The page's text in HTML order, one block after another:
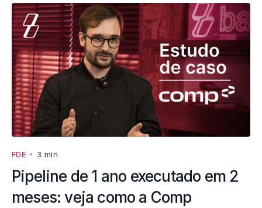
FDE • 3 min
Pipeline de 1 ano executado em 2
meses: veja como a Comp